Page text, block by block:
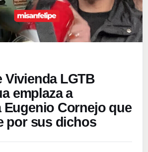
Vivienda LGTB
emplaza a
Eugenio Cornejo que
por sus dichos